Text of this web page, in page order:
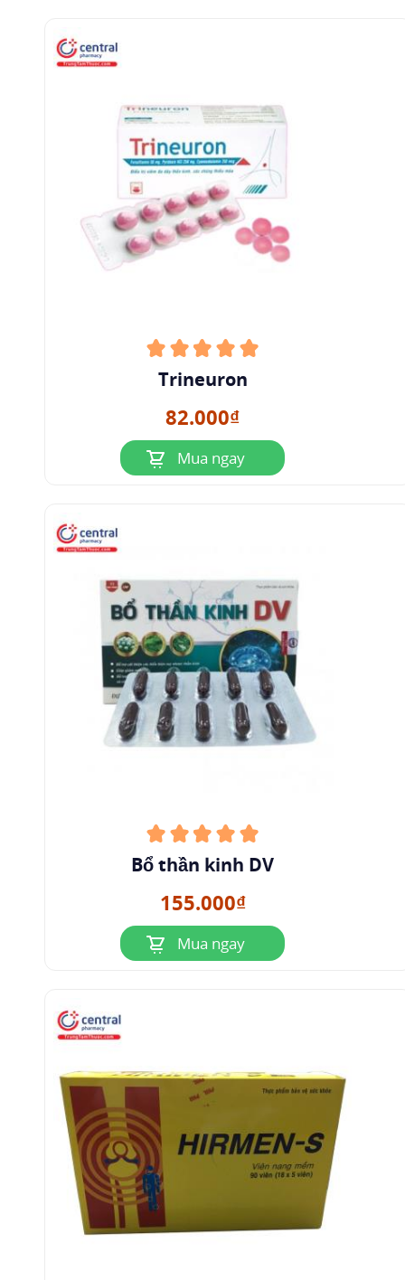
Một số sản phẩm chứa Fursultiamine:
Neuromed, Vitaneurin, Timi Roitin, Dofamin-G,...
Tài liệu tham khảo
Tác giả Ji Yeon Do, Juhee Kim, Mi-Jin Kim,
Jung Yi Lee, So-Young Park, Ryoji Yanai, In-
Kyu Lee, Sungmi Park, Dong Ho Park (Cập
nhật ngày 01 tháng 10 năm 2020).
Fursultiamine Alleviates Choroidal
21 tháng 4 năm 2023.
Chuyên gia Pubchem.Fursultiamine
Pubchem. Truy cập ngày 21 tháng 4 năm
Trineuron
82.000₫
Mua ngay
Bổ thần kinh DV
155.000₫
Mua ngay